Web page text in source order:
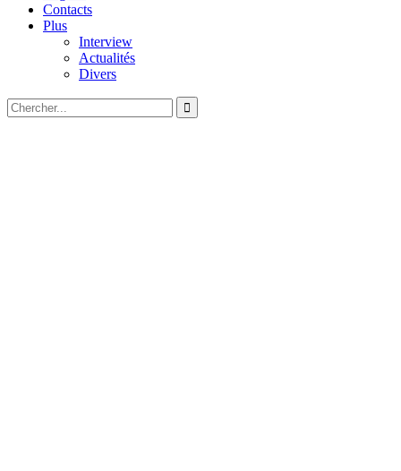
Contacts
Plus
Interview
Actualités
Divers